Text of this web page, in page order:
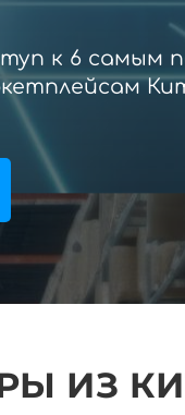
к 6 самым
ИЗ